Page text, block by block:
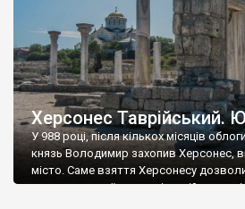
Херсонес Таврійський.
У 988 році, після кількох місяців
князь Володимир захопив Херсонес,
місто. Саме взяття Херсонесу
диктувати свої умови візантійському